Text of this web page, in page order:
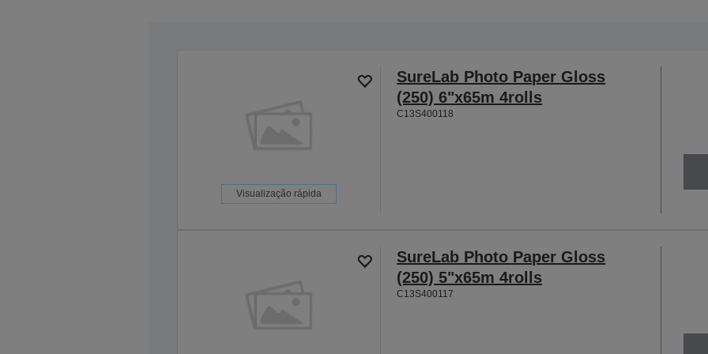
Visualização rápida
SureLab Photo Paper Gloss
(250) 6"x65m 4rolls
C13S400118
SureLab Photo Paper Gloss
(250) 5"x65m 4rolls
C13S400117